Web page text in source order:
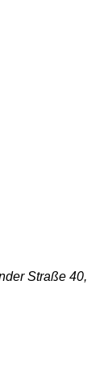
Straße 40,